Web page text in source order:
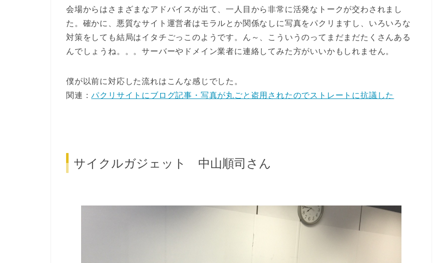
会場からはさまざまなアドバイスが出て、一人目から非常に活発なトークが交わされまし
た。確かに、悪質なサイト運営者はモラルとか関係なしに写真をパクリますし、いろいろな
対策をしても結局はイタチごっこのようです。ん～、こういうのってまだまだたくさんある
んでしょうね。。。サーバーやドメイン業者に連絡してみた方がいいかもしれません。
僕が以前に対応した流れはこんな感じでした。
関連：パクリサイトにブログ記事・写真が丸ごと盗用されたのでストレートに抗議した
サイクルガジェット 中山順司さん